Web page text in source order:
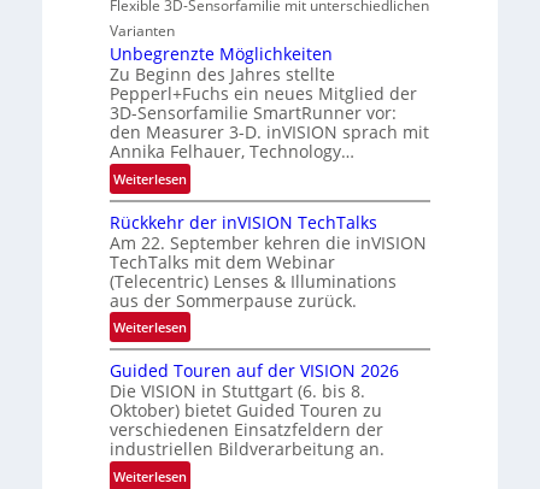
t
-
u
n
d
R
a
u
m
f
a
h
r
t
t
e
c
h
n
i
R
e
g
i
o
n
a
t
n
e
r
s
c
h
f
t
z
w
i
s
c
h
e
n
4
K
Flexible 3D-Sensorfamilie mit unterschiedlichen
Varianten
Unbegrenzte Möglichkeiten
Zu Beginn des Jahres stellte
Pepperl+Fuchs ein neues Mitglied der
3D-Sensorfamilie SmartRunner vor:
den Measurer 3-D. inVISION sprach mit
Annika Felhauer, Technology…
Weiterlesen:
U
n
b
e
g
r
e
z
t
e
M
ö
Rückkehr der inVISION TechTalks
Am 22. September kehren die inVISION
TechTalks mit dem Webinar
(Telecentric) Lenses & Illuminations
aus der Sommerpause zurück.
Weiterlesen:
R
ü
c
k
k
e
Guided Touren auf der VISION 2026
Die VISION in Stuttgart (6. bis 8.
Oktober) bietet Guided Touren zu
verschiedenen Einsatzfeldern der
industriellen Bildverarbeitung an.
Weiterlesen: